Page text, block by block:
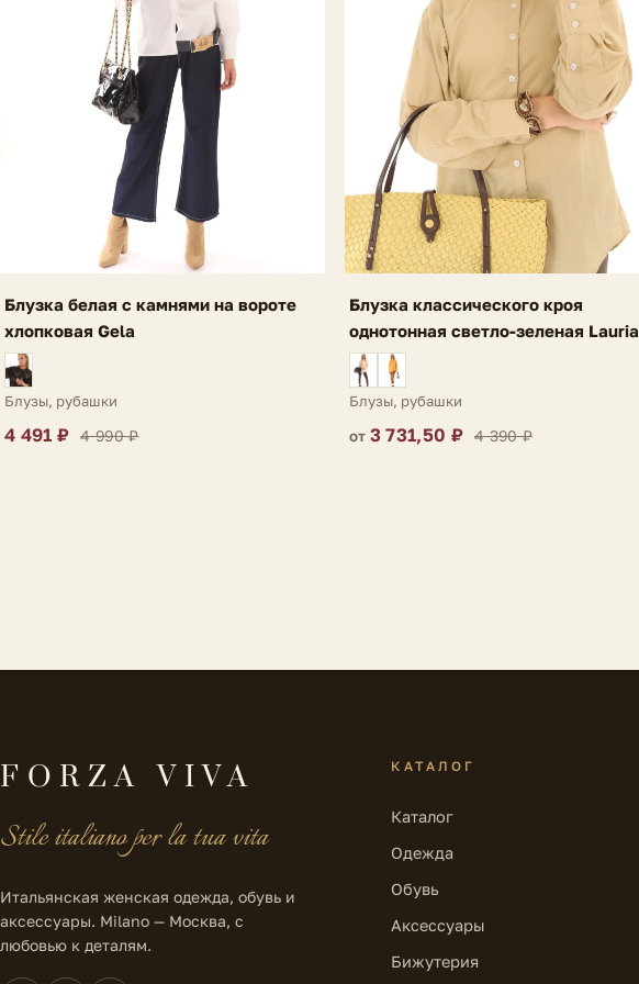
Блузка белая с камнями на вороте
хлопковая Gela
Блузы, рубашки
4 491 ₽ 4 990 ₽
Блузка классического кроя
однотонная светло-зеленая Lauria
Блузы, рубашки
от 3 731,50 ₽ 4 390 ₽
FORZA VIVA
Stile italiano per la tua vita
Итальянская женская одежда, обувь и
аксессуары. Milano — Москва, с
любовью к деталям.
КАТАЛОГ
Каталог
Одежда
Обувь
Аксессуары
Бижутерия